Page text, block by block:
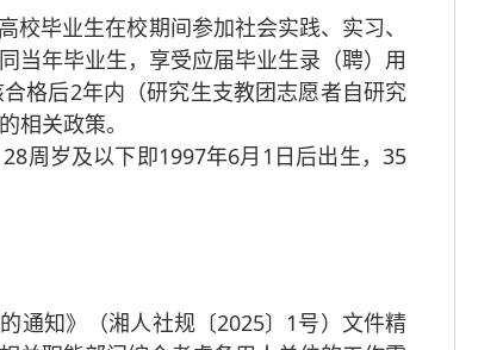
毕业生在校期间参加社会实践、实习、
当年毕业生，享受应届毕业生录（聘）用
格后2年内（研究生支教团志愿者自研究
相关政策。
周岁及以下即1997年6月1日后出生，35
通知》（湘人社规〔2025〕1号）文件精